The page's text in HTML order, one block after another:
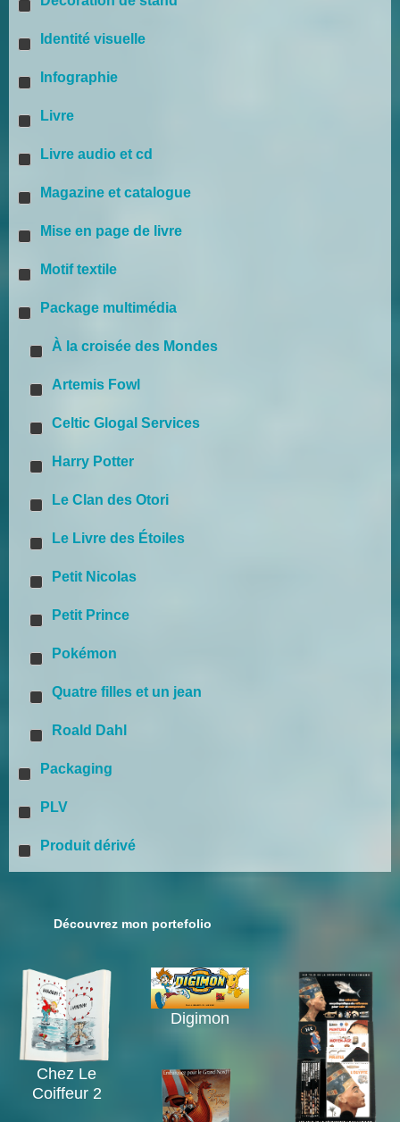
Identité visuelle
Infographie
Livre
Livre audio et cd
Magazine et catalogue
Mise en page de livre
Motif textile
Package multimédia
À la croisée des Mondes
Artemis Fowl
Celtic Glogal Services
Harry Potter
Le Clan des Otori
Le Livre des Étoiles
Petit Nicolas
Petit Prince
Pokémon
Quatre filles et un jean
Roald Dahl
Packaging
PLV
Produit dérivé
Découvrez mon portefolio
Chez Le
Coiffeur 2
Digimon